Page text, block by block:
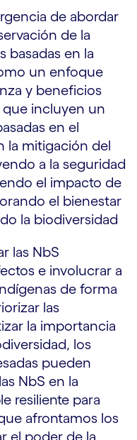
de abordar
de la
basadas en la
un enfoque
y beneficios
que incluyen un
en el
la mitigación del
a la seguridad
el impacto de
el bienestar
la biodiversidad
las NbS
e involucrar a
de forma
las
la importancia
los
pueden
NbS en la
resiliente para
afrontamos los
el poder de la